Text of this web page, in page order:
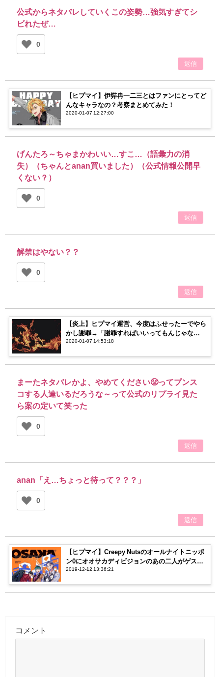
公式からネタバレしていくこの姿勢…強気すぎてシ
ビれたぜ…
0
返信
【ヒプマイ】伊弉冉一二三とはファンにとってど
んなキャラなの？考察まとめてみた！
2020-01-07 12:27:00
げんたろ～ちゃまかわいい…すこ…（語彙力の消
失）（ちゃんとanan買いました）（公式情報公開早
くない？）
0
返信
解禁はやない？？
0
返信
【炎上】ヒプマイ運営、今度はふせったーでやら
かし謝罪→「謝罪すればいいってもんじゃな
い！」「謝罪したから良くない？」【賛否両論】
2020-01-07 14:53:18
まーたネタバレかよ、やめてください😤ってプンス
コする人達いるだろうな～って公式のリプライ見た
ら案の定いて笑った
0
返信
anan「え…ちょっと待って？？？」
0
返信
【ヒプマイ】Creepy Nutsのオールナイトニッポ
ン0にオオサカディビジョンのあの二人がゲスト
出演…！！【どついたれ本舗】
2019-12-12 13:36:21
コメント